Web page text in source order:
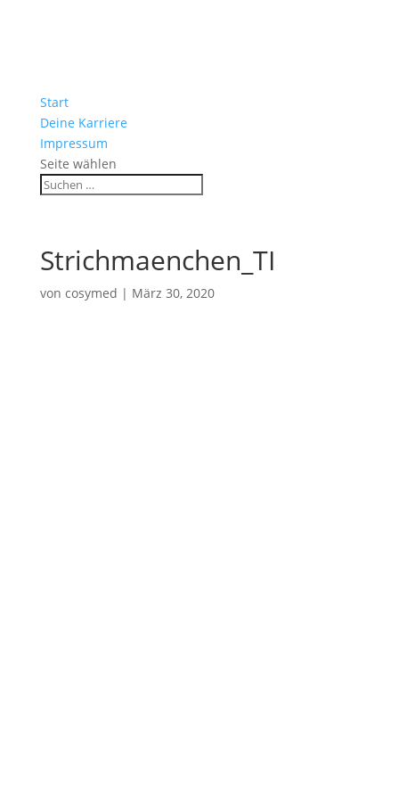
Start
Deine Karriere
Impressum
Seite wählen
Strichmaenchen_TI
von cosymed | März 30, 2020